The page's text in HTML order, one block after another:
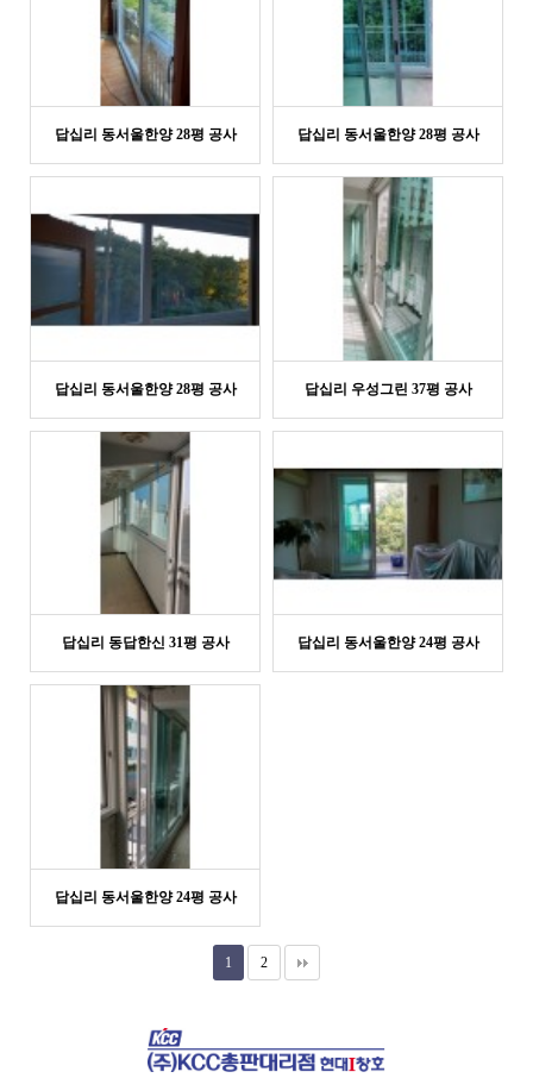
답십리 동서울한양 28평 공사 답십리 동서울한양 28평 공사
답십리 동서울한양 28평 공사 답십리 우성그린 37평 공사
답십리 동답한신 31평 공사 답십리 동서울한양 24평 공사
답십리 동서울한양 24평 공사
1 2